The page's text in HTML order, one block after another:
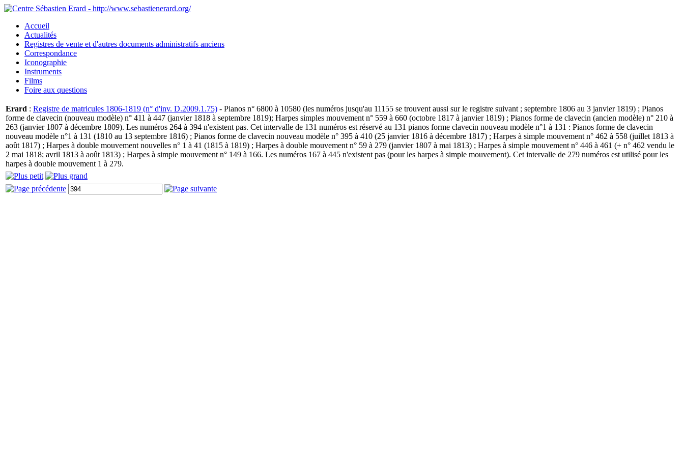
Accueil
Actualités
Registres de vente et d'autres documents administratifs anciens
Correspondance
Iconographie
Instruments
Films
Foire aux questions
Erard : Registre de matricules 1806-1819 (n° d'inv. D.2009.1.75) - Pianos n° 6800 à 10580 (les numéros jusqu'au 11155 se trouvent aussi sur le registre suivant ; septembre 1806 au 3 janvier 1819) ; Pianos
forme de clavecin (nouveau modèle) n° 411 à 447 (janvier 1818 à septembre 1819); Harpes simples mouvement n° 559 à 660 (octobre 1817 à janvier 1819) ; Pianos forme de clavecin (ancien modèle) n° 210 à
263 (janvier 1807 à décembre 1809). Les numéros 264 à 394 n'existent pas. Cet intervalle de 131 numéros est réservé au 131 pianos forme clavecin nouveau modèle n°1 à 131 : Pianos forme de clavecin
nouveau modèle n°1 à 131 (1810 au 13 septembre 1816) ; Pianos forme de clavecin nouveau modèle n° 395 à 410 (25 janvier 1816 à décembre 1817) ; Harpes à simple mouvement n° 462 à 558 (juillet 1813 à
août 1817) ; Harpes à double mouvement nouvelles n° 1 à 41 (1815 à 1819) ; Harpes à double mouvement n° 59 à 279 (janvier 1807 à mai 1813) ; Harpes à simple mouvement n° 446 à 461 (+ n° 462 vendu le
2 mai 1818; avril 1813 à août 1813) ; Harpes à simple mouvement n° 149 à 166. Les numéros 167 à 445 n'existent pas (pour les harpes à simple mouvement). Cet intervalle de 279 numéros est utilisé pour les
harpes à double mouvement 1 à 279.